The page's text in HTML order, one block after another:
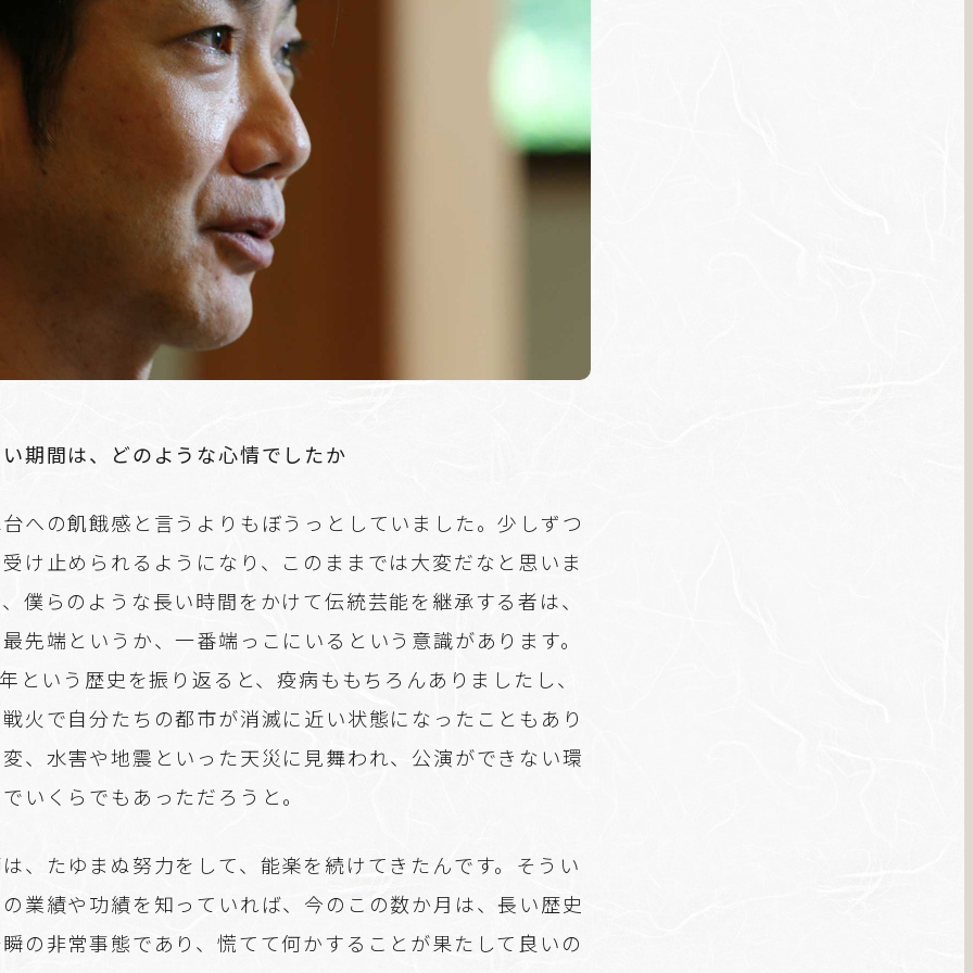
期間は、どのような心情でしたか
への飢餓感と言うよりもぼうっとしていました。少しずつ
け止められるようになり、このままでは大変だなと思いま
僕らのような長い時間をかけて伝統芸能を継承する者は、
先端というか、一番端っこにいるという意識があります。
という歴史を振り返ると、疫病ももちろんありましたし、
火で自分たちの都市が消滅に近い状態になったこともあり
、水害や地震といった天災に見舞われ、公演ができない環
いくらでもあっただろうと。
、たゆまぬ努力をして、能楽を続けてきたんです。そうい
業績や功績を知っていれば、今のこの数か月は、長い歴史
の非常事態であり、慌てて何かすることが果たして良いの